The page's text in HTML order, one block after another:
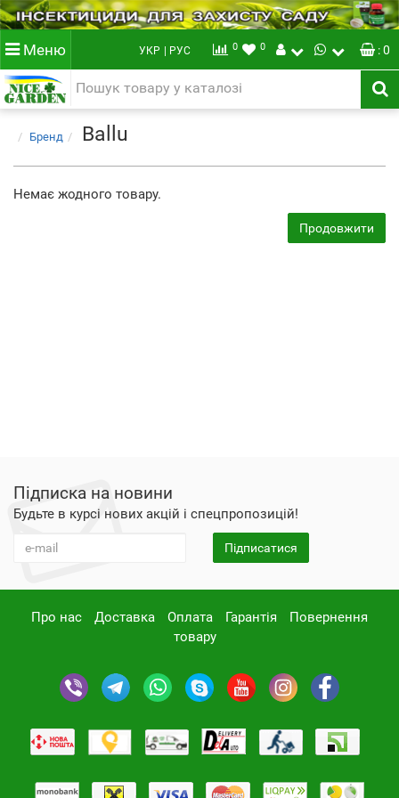
Меню УКР | РУС 0 0 : 0
Бренд Ballu
Немає жодного товару.
Продовжити
Підписка на новини
Будьте в курсі нових акцій і спецпропозицій!
Підписатися
Про нас Доставка Оплата Гарантія
Повернення
товару